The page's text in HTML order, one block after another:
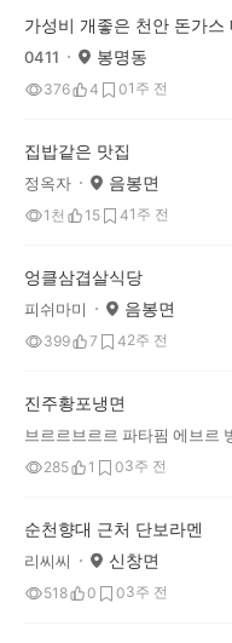
가성비 개좋은 천안 돈가스
0411 봉명동
376 4 01주 전
집밥같은 맛집
정옥자 음봉면
1천 15 41주 전
엉클삼겹살식당
피쉬마미 음봉면
399 7 42주 전
진주황포냉면
브르르브르르 파타핌 에브르
285 1 03주 전
순천향대 근처 단보라멘
리씨씨 신창면
518 0 03주 전